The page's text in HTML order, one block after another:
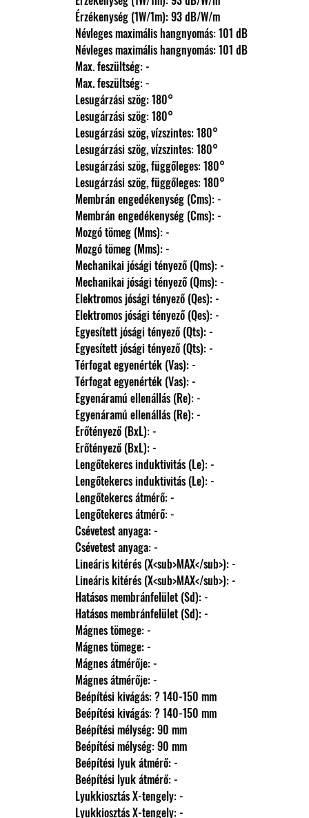
                Érzékenység (1W/1m): 93 dB/W/m
                Névleges maximális hangnyomás: 101 dB
                Névleges maximális hangnyomás: 101 dB
                Max. feszültség: -
                Max. feszültség: -
                Lesugárzási szög: 180°
                Lesugárzási szög: 180°
                Lesugárzási szög, vízszintes: 180°
                Lesugárzási szög, vízszintes: 180°
                Lesugárzási szög, függőleges: 180°
                Lesugárzási szög, függőleges: 180°
                Membrán engedékenység (Cms): -
                Membrán engedékenység (Cms): -
                Mozgó tömeg (Mms): -
                Mozgó tömeg (Mms): -
                Mechanikai jósági tényező (Qms): -
                Mechanikai jósági tényező (Qms): -
                Elektromos jósági tényező (Qes): -
                Elektromos jósági tényező (Qes): -
                Egyesített jósági tényező (Qts): -
                Egyesített jósági tényező (Qts): -
                Térfogat egyenérték (Vas): -
                Térfogat egyenérték (Vas): -
                Egyenáramú ellenállás (Re): -
                Egyenáramú ellenállás (Re): -
                Erőtényező (BxL): -
                Erőtényező (BxL): -
                Lengőtekercs induktivitás (Le): -
                Lengőtekercs induktivitás (Le): -
                Lengőtekercs átmérő: -
                Lengőtekercs átmérő: -
                Csévetest anyaga: -
                Csévetest anyaga: -
                Lineáris kitérés (X<sub>MAX</sub>): -
                Lineáris kitérés (X<sub>MAX</sub>): -
                Hatásos membránfelület (Sd): -
                Hatásos membránfelület (Sd): -
                Mágnes tömege: -
                Mágnes tömege: -
                Mágnes átmérője: -
                Mágnes átmérője: -
                Beépítési kivágás: ? 140-150 mm
                Beépítési kivágás: ? 140-150 mm
                Beépítési mélység: 90 mm
                Beépítési mélység: 90 mm
                Beépítési lyuk átmérő: -
                Beépítési lyuk átmérő: -
                Lyukkiosztás X-tengely: -
                Lyukkiosztás X-tengely: -